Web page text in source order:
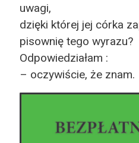
uwagi,
dzięki której jej córka
pisownię tego wyrazu?
Odpowiedziałam :
– oczywiście, że znam.